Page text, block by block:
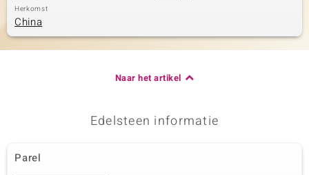
Herkomst
China
Naar het artikel
Edelsteen informatie
Parel